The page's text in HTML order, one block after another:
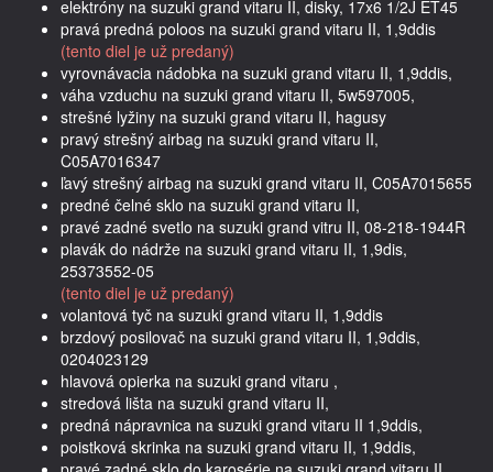
elektróny na suzuki grand vitaru II, disky, 17x6 1/2J ET45
pravá predná poloos na suzuki grand vitaru II, 1,9ddis
(tento diel je už predaný)
vyrovnávacia nádobka na suzuki grand vitaru II, 1,9ddis,
váha vzduchu na suzuki grand vitaru II, 5w597005,
strešné lyžiny na suzuki grand vitaru II, hagusy
pravý strešný airbag na suzuki grand vitaru II,
C05A7016347
ľavý strešný airbag na suzuki grand vitaru II, C05A7015655
predné čelné sklo na suzuki grand vitaru II,
pravé zadné svetlo na suzuki grand vitru II, 08-218-1944R
plavák do nádrže na suzuki grand vitaru II, 1,9dis,
25373552-05
(tento diel je už predaný)
volantová tyč na suzuki grand vitaru II, 1,9ddis
brzdový posilovač na suzuki grand vitaru II, 1,9ddis,
0204023129
hlavová opierka na suzuki grand vitaru ,
stredová lišta na suzuki grand vitaru II,
predná nápravnica na suzuki grand vitaru II 1,9ddis,
poistková skrinka na suzuki grand vitaru II, 1,9ddis,